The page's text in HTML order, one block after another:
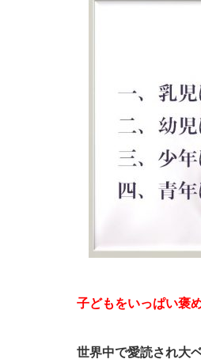
子どもをいっぱい褒
世界中で愛読され大